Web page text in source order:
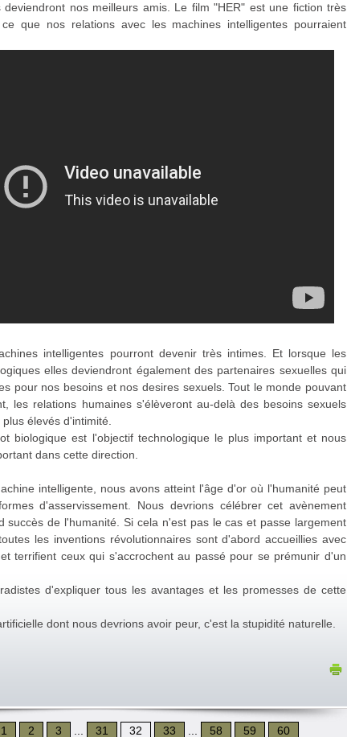
deviendront nos meilleurs amis. Le film "HER" est une fiction très
que nos relations avec les machines intelligentes pourraient
intelligentes pourront devenir très intimes. Et lorsque les
elles deviendront également des partenaires sexuelles qui
pour nos besoins et nos desires sexuels. Tout le monde pouvant
les relations humaines s'élèveront au-delà des besoins sexuels
élevés d'intimité.
biologique est l'objectif technologique le plus important et nous
dans cette direction.
intelligente, nous avons atteint l'âge d'or où l'humanité peut
d'asservissement. Nous devrions célébrer cet avènement
succès de l'humanité. Si cela n'est pas le cas et passe largement
les inventions révolutionnaires sont d'abord accueillies avec
terrifient ceux qui s'accrochent au passé pour se prémunir d'un
d'expliquer tous les avantages et les promesses de cette
dont nous devrions avoir peur, c'est la stupidité naturelle.
1 2 3 31 32 33 58 59 60